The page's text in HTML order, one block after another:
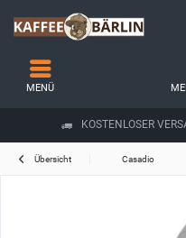
KOSTENLOSER
MENÜ
Übersicht Casadio